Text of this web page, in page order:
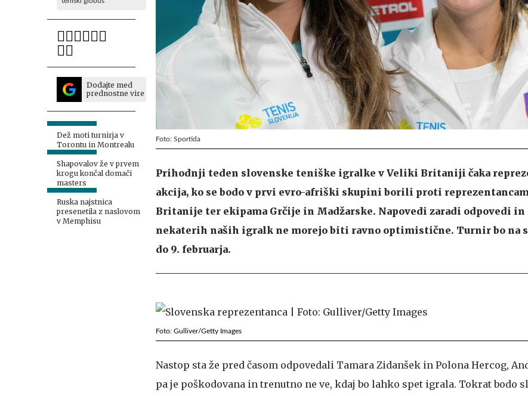
Dodajte med
prednostne vire
Dež moti turnirja v
Torontu in Montrealu
Shapovalov že v prvem
krogu končal domači
masters
Ruska najstnica
presenetila z naslovom
v Memphisu
Foto: Sportida
Prihodnji teden slovenske teniške igralke v Veliki Britaniji čaka
akcija, ko se bodo v prvi evro-afriški skupini borili proti
Britanije ter ekipama Grčije in Madžarske. Napovedi zaradi odpovedi in
nekaterih naših igralk ne morejo biti ravno optimistične. Turnir bo na
do 9. februarja.
Foto: Gulliver/Getty Images
Nastop sta že pred časom odpovedali Tamara Zidanšek in Polona Hercog,
pa je poškodovana in trenutno ne ve, kdaj bo lahko spet igrala. Tokrat bodo